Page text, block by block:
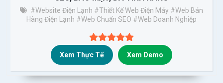
#website Điện Lạnh #thiết Kế Web Điện Máy #web Bán
Hàng Điện Lạnh #web Chuẩn SEO #web Doanh Nghiệp
Xem Thực Tế Xem Demo